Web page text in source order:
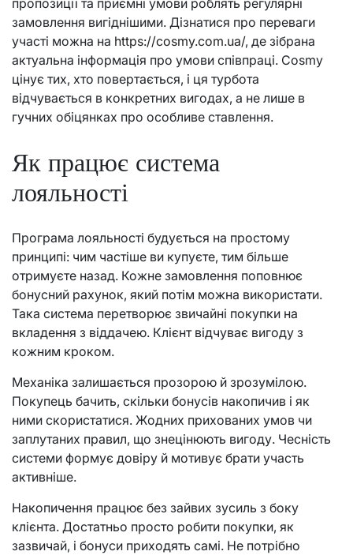
пропозиції та приємні умови роблять регулярні
замовлення вигіднішими. Дізнатися про переваги
участі можна на https://cosmy.com.ua/, де зібрана
актуальна інформація про умови співпраці. Cosmy
цінує тих, хто повертається, і ця турбота
відчувається в конкретних вигодах, а не лише в
гучних обіцянках про особливе ставлення.
Як працює система
лояльності
Програма лояльності будується на простому
принципі: чим частіше ви купуєте, тим більше
отримуєте назад. Кожне замовлення поповнює
бонусний рахунок, який потім можна використати.
Така система перетворює звичайні покупки на
вкладення з віддачею. Клієнт відчуває вигоду з
кожним кроком.
Механіка залишається прозорою й зрозумілою.
Покупець бачить, скільки бонусів накопичив і як
ними скористатися. Жодних прихованих умов чи
заплутаних правил, що знецінюють вигоду. Чесність
системи формує довіру й мотивує брати участь
активніше.
Накопичення працює без зайвих зусиль з боку
клієнта. Достатньо просто робити покупки, як
зазвичай, і бонуси приходять самі. Не потрібно